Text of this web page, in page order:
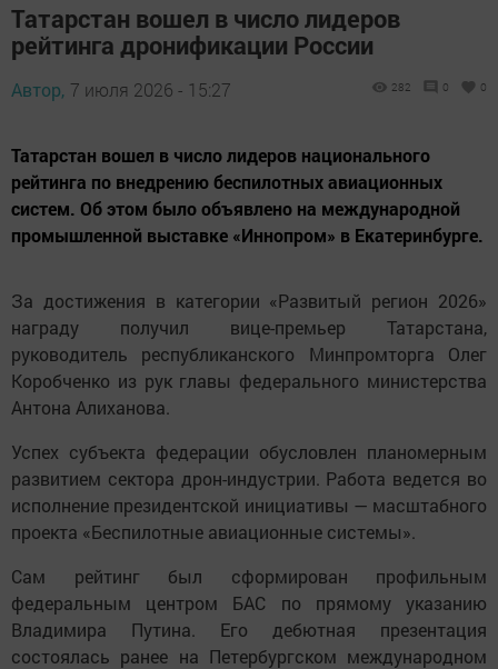
Татарстан вошел в число лидеров
рейтинга дронификации России
Автор, 7 июля 2026 - 15:27 282 0 0
Татарстан вошел в число лидеров национального
рейтинга по внедрению беспилотных авиационных
систем. Об этом было объявлено на международной
промышленной выставке «Иннопром» в Екатеринбурге.
За достижения в категории «Развитый регион 2026»
награду получил вице-премьер Татарстана,
руководитель республиканского Минпромторга Олег
Коробченко из рук главы федерального министерства
Антона Алиханова.
Успех субъекта федерации обусловлен планомерным
развитием сектора дрон-индустрии. Работа ведется во
исполнение президентской инициативы — масштабного
проекта «Беспилотные авиационные системы».
Сам рейтинг был сформирован профильным
федеральным центром БАС по прямому указанию
Владимира Путина. Его дебютная презентация
состоялась ранее на Петербургском международном